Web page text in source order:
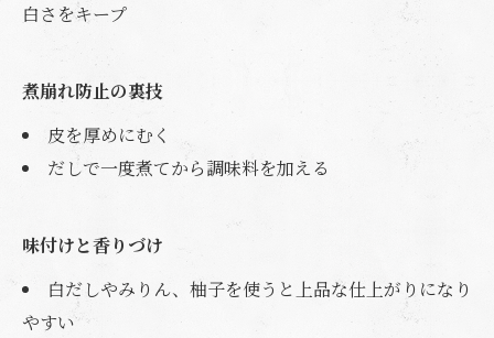
白さをキープ
煮崩れ防止の裏技
皮を厚めにむく
だしで一度煮てから調味料を加える
味付けと香りづけ
白だしやみりん、柚子を使うと上品な仕上がりになり
やすい